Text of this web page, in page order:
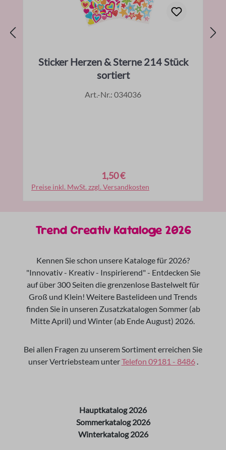
Sticker Herzen & Sterne 214 Stück
sortiert
Art.-Nr.: 034036
1,50 €
Preise inkl. MwSt. zzgl. Versandkosten
In den Warenkorb
Trend Creativ Kataloge 2026
Kennen Sie schon unsere Kataloge für 2026?
"Innovativ - Kreativ - Inspirierend" - Entdecken Sie
auf über 300 Seiten die grenzenlose Bastelwelt für
Groß und Klein! Weitere Bastelideen und Trends
finden Sie in unseren Zusatzkatalogen Sommer (ab
Mitte April) und Winter (ab Ende August) 2026.
Bei allen Fragen zu unserem Sortiment erreichen Sie
unser Vertriebsteam unterTelefon 09181 - 8486.
Hauptkatalog 2026
Sommerkatalog 2026
Winterkatalog 2026